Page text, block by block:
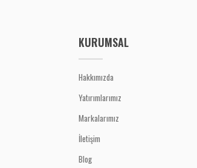
KURUMSAL
Hakkımızda
Yatırımlarımız
Markalarımız
İletişim
Blog